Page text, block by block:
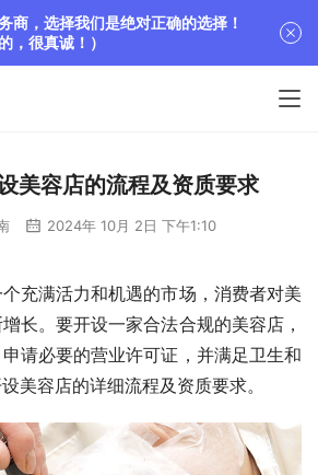
美容店的流程及资质要求
2024年 10月 2日 下午1:10
充满活力和机遇的市场，消费者对美
长。要开设一家合法合规的美容店，
请必要的营业许可证，并满足卫生和
美容店的详细流程及资质要求。
商，选择我们是绝对正确的选择！
，很真诚！）